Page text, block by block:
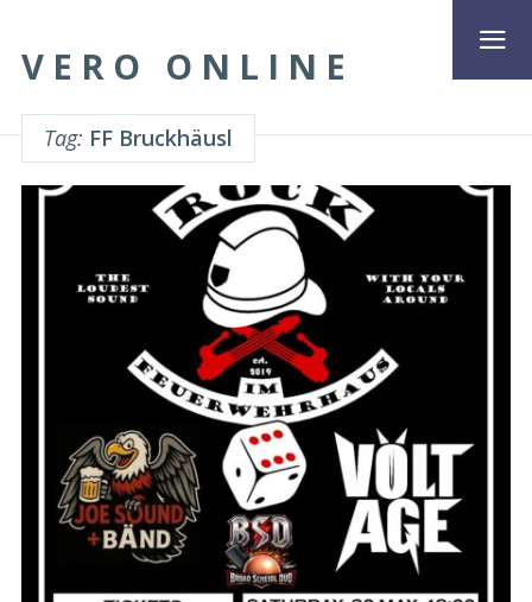
VERO ONLINE
Tag: FF Bruckhäusl